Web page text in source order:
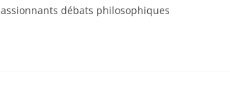
débats philosophiques